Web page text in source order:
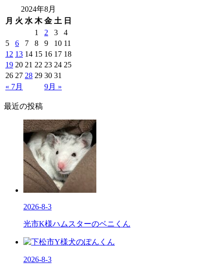
2024年8月
月 火 水 木 金 土 日
« 7月 9月 »
1 2 3
4
5
6 7 8 9 10 11
12 13 14 15 16 17 18
19 20 21 22 23 24 25
26 27 28 29 30 31
最近の投稿
2026-8-3
光市K様ハムスターのベニくん
2026-8-3